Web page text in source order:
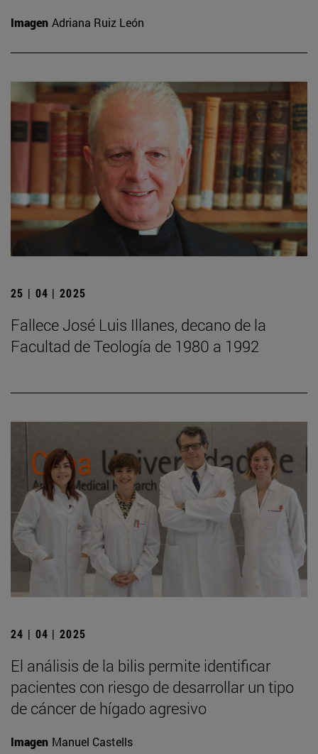
Imagen Adriana Ruiz León
25 | 04 | 2025
Fallece José Luis Illanes, decano de la
Facultad de Teología de 1980 a 1992
24 | 04 | 2025
El análisis de la bilis permite identificar
pacientes con riesgo de desarrollar un tipo
de cáncer de hígado agresivo
Imagen Manuel Castells